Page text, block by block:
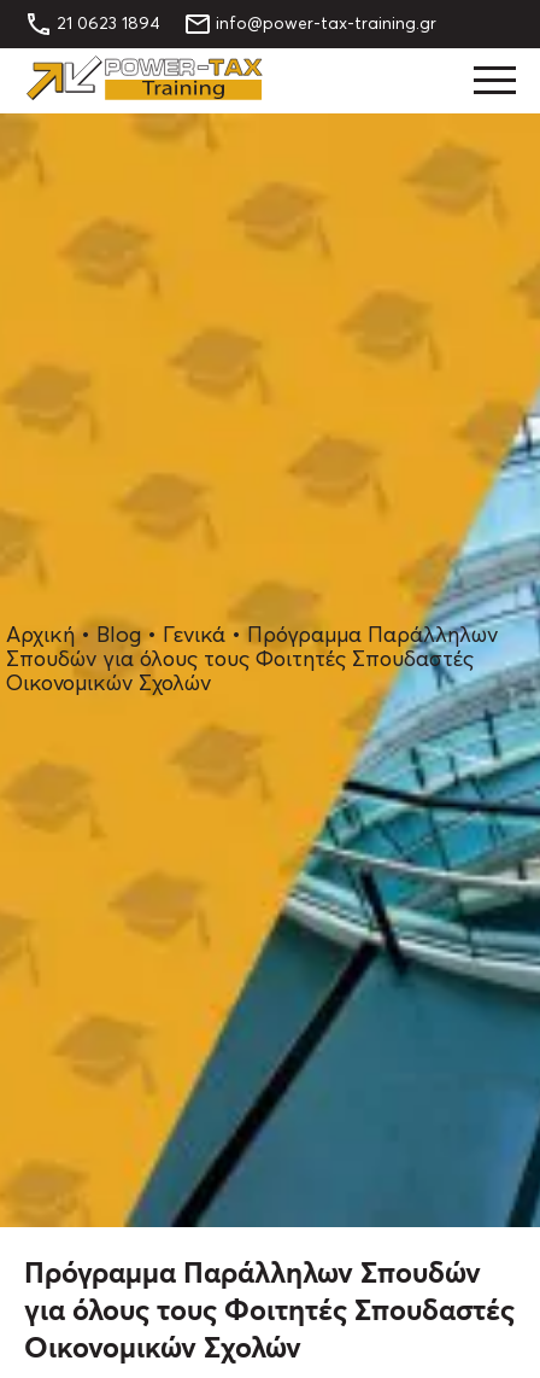
21 0623 1894 info@power-tax-training.gr
Αρχική• Blog • Γενικά •
Πρόγραμμα Παράλληλων
Σπουδών για όλους τους Φοιτητές Σπουδαστές
Οικονομικών Σχολών
Πρόγραμμα Παράλληλων Σπουδών
για όλους τους Φοιτητές Σπουδαστές
Οικονομικών Σχολών